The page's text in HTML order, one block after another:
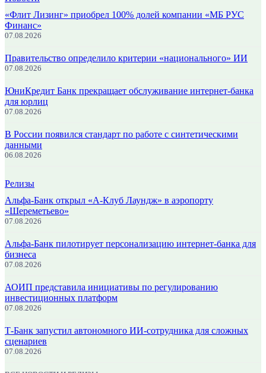
«Флит Лизинг» приобрел 100% долей компании «МБ РУС
Финанс»
07.08.2026
Правительство определило критерии «национального» ИИ
07.08.2026
ЮниКредит Банк прекращает обслуживание интернет-банка
для юрлиц
07.08.2026
В России появился стандарт по работе с синтетическими
данными
06.08.2026
Релизы
Альфа-Банк открыл «А-Клуб Лаундж» в аэропорту
«Шереметьево»
07.08.2026
Альфа-Банк пилотирует персонализацию интернет-банка для
бизнеса
07.08.2026
АОИП представила инициативы по регулированию
инвестиционных платформ
07.08.2026
Т-Банк запустил автономного ИИ-сотрудника для сложных
сценариев
07.08.2026